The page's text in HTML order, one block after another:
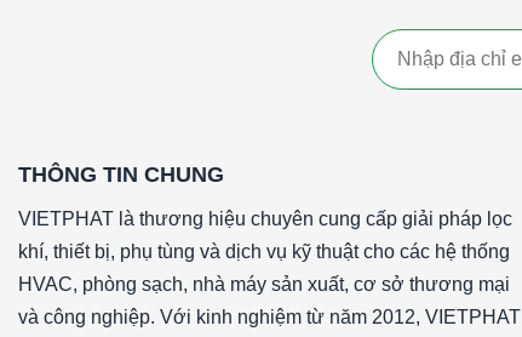
THÔNG TIN CHUNG
VIETPHAT là thương hiệu chuyên cung cấp giải pháp lọc
khí, thiết bị, phụ tùng và dịch vụ kỹ thuật cho các hệ thống
HVAC, phòng sạch, nhà máy sản xuất, cơ sở thương mại
và công nghiệp. Với kinh nghiệm từ năm 2012, VIETPHAT